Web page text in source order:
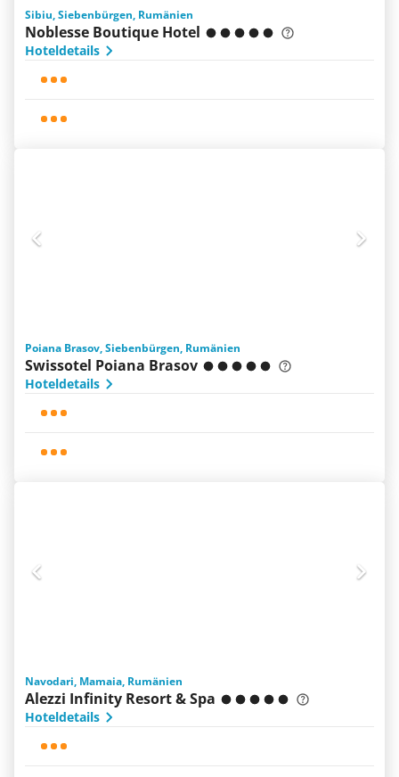
Sibiu, Siebenbürgen, Rumänien
Noblesse Boutique Hotel
Hoteldetails
Poiana Brasov, Siebenbürgen, Rumänien
Swissotel Poiana Brasov
Hoteldetails
Navodari, Mamaia, Rumänien
Alezzi Infinity Resort & Spa
Hoteldetails